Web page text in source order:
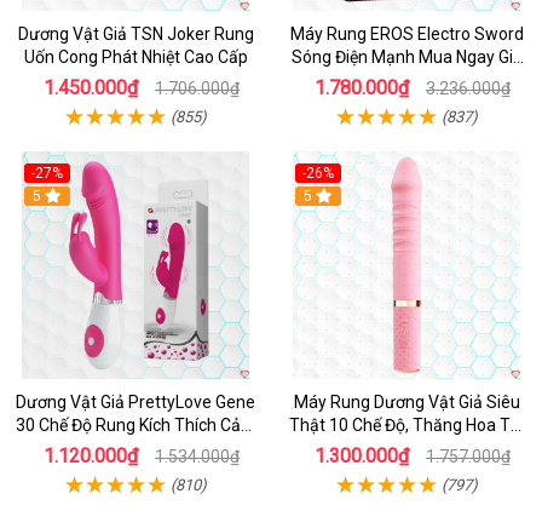
Dương Vật Giả TSN Joker Rung
Uốn Cong Phát Nhiệt Cao Cấp
1.450.000₫ 1.706.000₫
(855)
Máy Rung EROS Electro Sword
Sóng Điện Mạnh Mua Ngay Giá
Tốt
1.780.000₫ 3.236.000₫
(837)
-27%
Hot
5
Dương Vật Giả PrettyLove Gene
30 Chế Độ Rung Kích Thích Cảm
Biến Âm Thanh
1.120.000₫ 1.534.000₫
(810)
-26%
Hot
5
Máy Rung Dương Vật Giả Siêu
Thật 10 Chế Độ, Thăng Hoa Tối
Ưu
1.300.000₫ 1.757.000₫
(797)